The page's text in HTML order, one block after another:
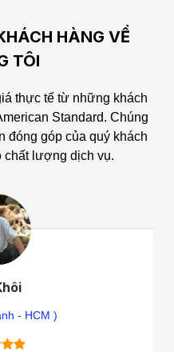
HÀNG VỀ
TÔI
thực tế từ những khách
Standard. Chúng
đóng góp của quý khách
chất lượng dịch vụ.
- HCM )